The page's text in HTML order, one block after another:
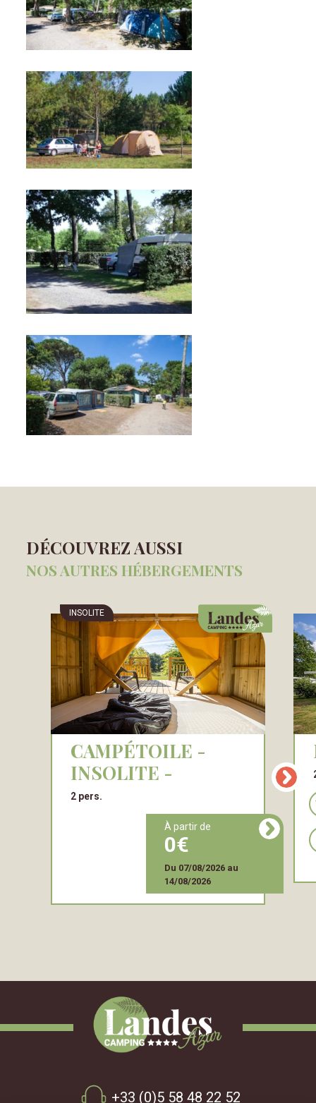
DÉCOUVREZ AUSSI
NOS AUTRES HÉBERGEMENTS
INSOLITE
CAMPÉTOILE -
INSOLITE -
2 pers.
à partir de
0
Du 07/08/2026au
14/08/2026
+33 (0)5 58 48 22 52